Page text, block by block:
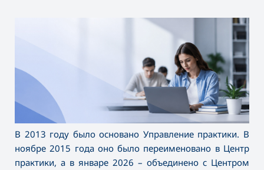
В 2013 году было основано Управление практики. В
ноябре 2015 года оно было переименовано в Центр
практики, а в январе 2026 – объединено с Центром